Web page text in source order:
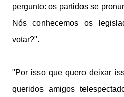
pergunto: os partidos se
Nós conhecemos os
votar?".
"Por isso que quero deixar
queridos amigos